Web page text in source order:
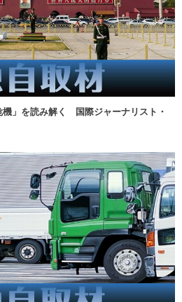
機」を読み解く 国際ジャーナリスト・